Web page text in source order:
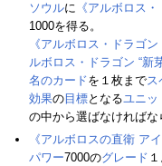
ソウルに 《アルボロス・
1000を得る。
《アルボロス・ドラゴン
ルボロス・ドラゴン “新芽
名のカードを１枚までス
効果の目標となるユニッ
の中から選ばなければな
《アルボロスの直衛 アイ
パワー7000のグレード １